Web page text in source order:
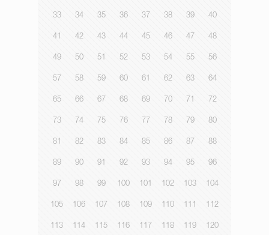
33 34 35 36 37 38 39 40
41 42 43 44 45 46 47 48
49 50 51 52 53 54 55 56
57 58 59 60 61 62 63 64
65 66 67 68 69 70 71 72
73 74 75 76 77 78 79 80
81 82 83 84 85 86 87 88
89 90 91 92 93 94 95 96
97 98 99 100 101 102 103 104
105 106 107 108 109 110 111 112
113 114 115 116 117 118 119 120